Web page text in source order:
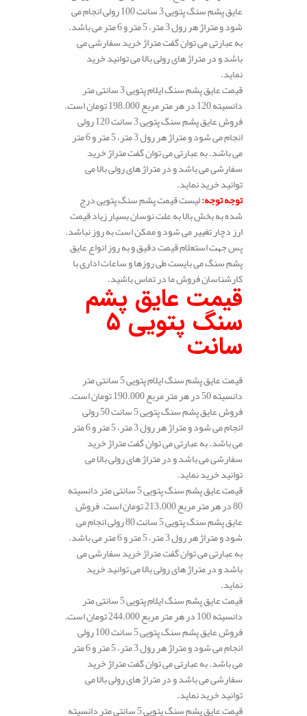
عایق پشم سنگ پتویی 3 سانت 100 رولی انجام می
شود و متراژ هر رول 3 متر، 5 متر و 6 متر می باشد.
به عبارتی می توان گفت متراژ خرید سفارشی می
باشد و در متراژ های رولی بالا می توانید خرید
نماید.
قیمت عایق پشم سنگ ایلام پتویی 3 سانتی متر
دانسیته 120 در هر متر مربع 198.000 تومان است.
فروش عایق پشم سنگ پتویی 3 سانت 120 رولی
انجام می شود و متراژ هر رول 3 متر، 5 متر و 6 متر
می باشد. به عبارتی می توان گفت متراژ خرید
سفارشی می باشد و در متراژ های رولی بالا می
توانید خرید نماید.
توجه توجه:لیست قیمت پشم سنگ پتویی درج
شده به بخش بالا به علت نوسان بسیار زیاد قیمت
ارز دچار تغییر می شود و ممکن است به روز نباشد.
پس جهت استعلام قیمت دقیق و به روز انواع عایق
پشم سنگ می بایست طی روزها و ساعات اداری با
کارشناسان فروش ما در تماس باشید.
قیمت عایق پشم
سنگ پتویی 5
سانت
قیمت عایق پشم سنگ ایلام پتویی 5 سانتی متر
دانسیته 50 در هر متر مربع 190.000 تومان است.
فروش عایق پشم سنگ پتویی 5 سانت 50 رولی
انجام می شود و متراژ هر رول 3 متر، 5 متر و 6 متر
می باشد. به عبارتی می توان گفت متراژ خرید
سفارشی می باشد و در متراژ های رولی بالا می
توانید خرید نماید.
قیمت عایق پشم سنگ پتویی 5 سانتی متر دانسیته
80 در هر متر مربع 213.000 تومان است. فروش
عایق پشم سنگ پتویی 5 سانت 80 رولی انجام می
شود و متراژ هر رول 3 متر، 5 متر و 6 متر می باشد.
به عبارتی می توان گفت متراژ خرید سفارشی می
باشد و در متراژ های رولی بالا می توانید خرید
نماید.
قیمت عایق پشم سنگ ایلام پتویی 5 سانتی متر
دانسیته 100 در هر متر مربع 244.000 تومان است.
فروش عایق پشم سنگ پتویی 5 سانت 100 رولی
انجام می شود و متراژ هر رول 3 متر، 5 متر و 6 متر
می باشد. به عبارتی می توان گفت متراژ خرید
سفارشی می باشد و در متراژ های رولی بالا می
توانید خرید نماید.
قیمت عایق پشم سنگ پتویی 5 سانتی متر دانسیته